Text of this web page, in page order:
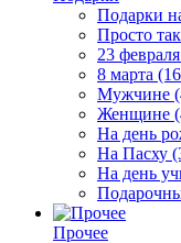
Подарки
Просто так
23 февраля
8 марта
Мужчине
Женщине
На день
На Пасху
На день
Прочее